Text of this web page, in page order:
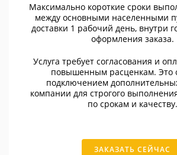
Максимально короткие сроки
между основными населенными
доставки 1 рабочий день, внутри
оформления заказа.
Услуга требует согласования и
повышенным расценкам. Это
подключением
компании для строгого
по срокам и качеству.
ЗАКАЗАТЬ СЕЙЧАС